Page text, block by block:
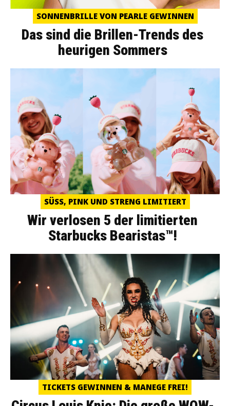
SONNENBRILLE VON PEARLE GEWINNEN
Das sind die Brillen-Trends des
heurigen Sommers
SÜSS, PINK UND STRENG LIMITIERT
Wir verlosen 5 der limitierten
Starbucks Bearistas™!
TICKETS GEWINNEN & MANEGE FREI!